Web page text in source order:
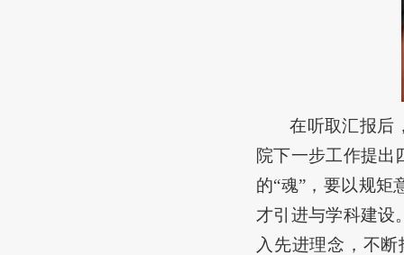
在听取汇报后
院下一步工作提出
的“魂”，要以规矩
才引进与学科建设
入先进理念，不